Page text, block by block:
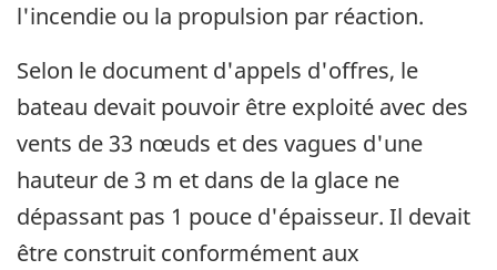
l'incendie ou la propulsion par réaction.
Selon le document d'appels d'offres, le
bateau devait pouvoir être exploité avec des
vents de 33 nœuds et des vagues d'une
hauteur de 3 m et dans de la glace ne
dépassant pas 1 pouce d'épaisseur. Il devait
être construit conformément aux